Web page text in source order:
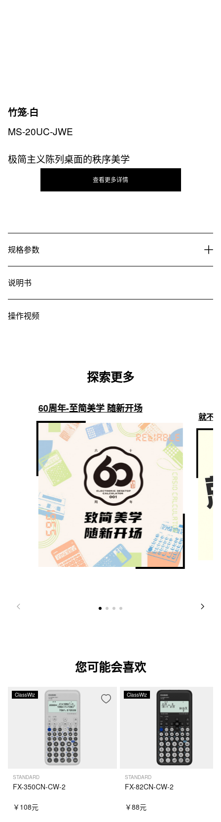
竹笼·白
MS-20UC-JWE
极简主义陈列桌面的秩序美学
查看更多详情
规格参数
说明书
操作视频
探索更多
60周年-至简美学 随新开场
就不
您可能会喜欢
ClassWiz
STANDARD
FX-350CN-CW-2
￥108元
ClassWiz
STANDARD
FX-82CN-CW-2
￥88元